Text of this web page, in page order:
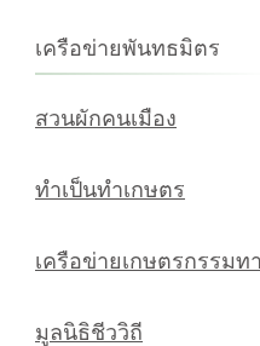
เครือข่ายพันทธมิตร
สวนผักคนเมือง
ทำเป็นทำเกษตร
เครือข่ายเกษตรกรรมท
มูลนิธิชีววิถี